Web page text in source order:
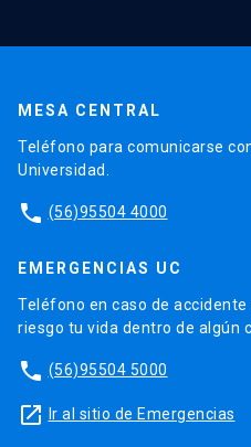
MESA CENTRAL
Teléfono para comunicarse
Universidad.
phone (56)95504 4000
EMERGENCIAS UC
Teléfono en caso de
riesgo tu vida dentro de algún
phone (56)95504 5000
launch Ir al sitio de Emergencias